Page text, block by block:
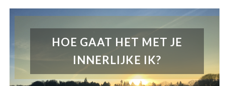
HOE GAAT HET MET JE
INNERLIJKE IK?